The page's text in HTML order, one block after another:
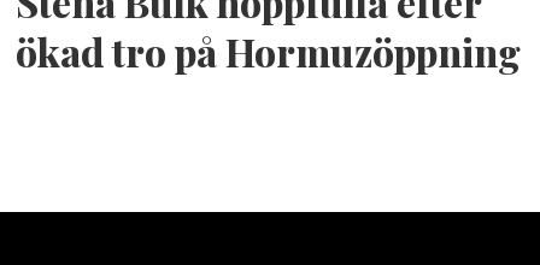
ökad tro på Hormuzöppning